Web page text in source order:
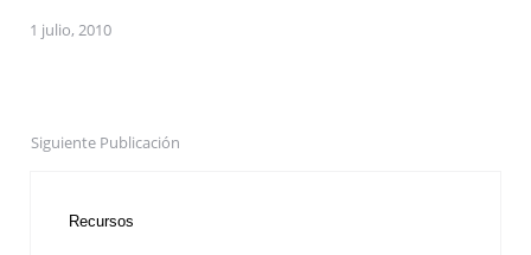
1 julio, 2010
Siguiente Publicación
Recursos